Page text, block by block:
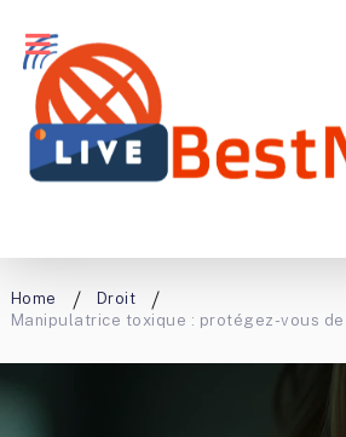
Home
Droit
Manipulatrice toxique : protégez-vous